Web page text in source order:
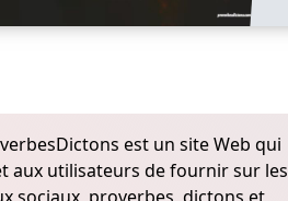
est un site Web qui
aux utilisateurs de fournir sur les